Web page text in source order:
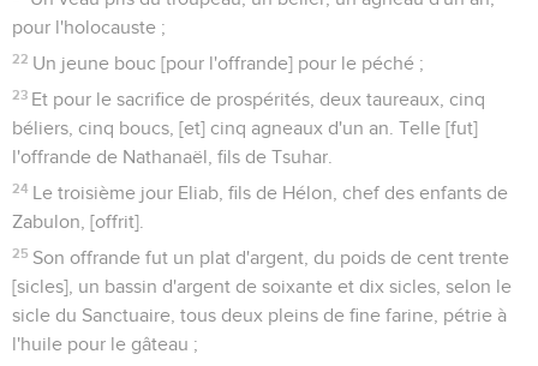
pour l'holocauste ;
22 Un jeune bouc [pour l'offrande] pour le péché ;
23 Et pour le sacrifice de prospérités, deux taureaux, cinq
béliers, cinq boucs, [et] cinq agneaux d'un an. Telle [fut]
l'offrande de Nathanaël, fils de Tsuhar.
24 Le troisième jour Eliab, fils de Hélon, chef des enfants de
Zabulon, [offrit].
25 Son offrande fut un plat d'argent, du poids de cent trente
[sicles], un bassin d'argent de soixante et dix sicles, selon le
sicle du Sanctuaire, tous deux pleins de fine farine, pétrie à
l'huile pour le gâteau ;